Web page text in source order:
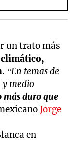
un trato más
. “En temas de
medio
duro que
Jorge
en